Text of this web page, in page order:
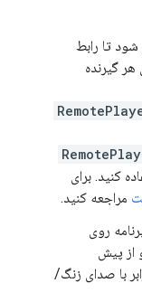
شود تا رابط
هر گیرنده
کنید. برای
مراجعه کنید.
روی
از پیش
با صدای زنگ/